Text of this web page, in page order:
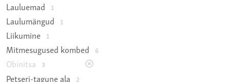
Lauluemad 1
Laulumängud 1
Liikumine 1
Mitmesugused kombed 6
Obinitsa 3
Petseri-tagune ala 2